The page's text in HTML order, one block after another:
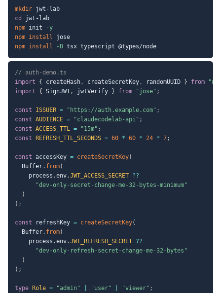
mkdir
cd
npm init
-y
npm install
npm install -D
// auth-demo.ts
import
{ createHash, createSecretKey, randomUUID } from
import
{ SignJWT, jwtVerify } from "jose" ;
const ISSUER = "https://auth.example.com" ;
const AUDIENCE = "claudecodelab-api" ;
const ACCESS_TTL = "15m" ;
const
REFRESH_TTL_SECONDS = 60 * 60 * 24 * 7;
const accessKey = createSecretKey(
  Buffer
. from(
    process
.env.JWT_ACCESS_SECRET ??
"dev-only-secret-change-me-32-bytes-minimum"
)
) ;
const refreshKey = createSecretKey(
  Buffer
. from(
    process
.env.JWT_REFRESH_SECRET ??
"dev-only-refresh-secret-change-me-32-bytes"
)
) ;
type Role = "admin" "user" "viewer" ;